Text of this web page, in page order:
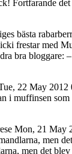
Fortfarande
bästa
frestar med
bra
22 May 2012
i muffinsen som
Mon, 21 May
men
men det